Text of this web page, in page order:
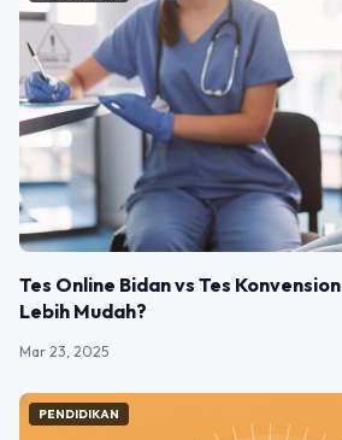
Tes Online Bidan vs Tes
Lebih Mudah?
Mar 23, 2025
PENDIDIKAN